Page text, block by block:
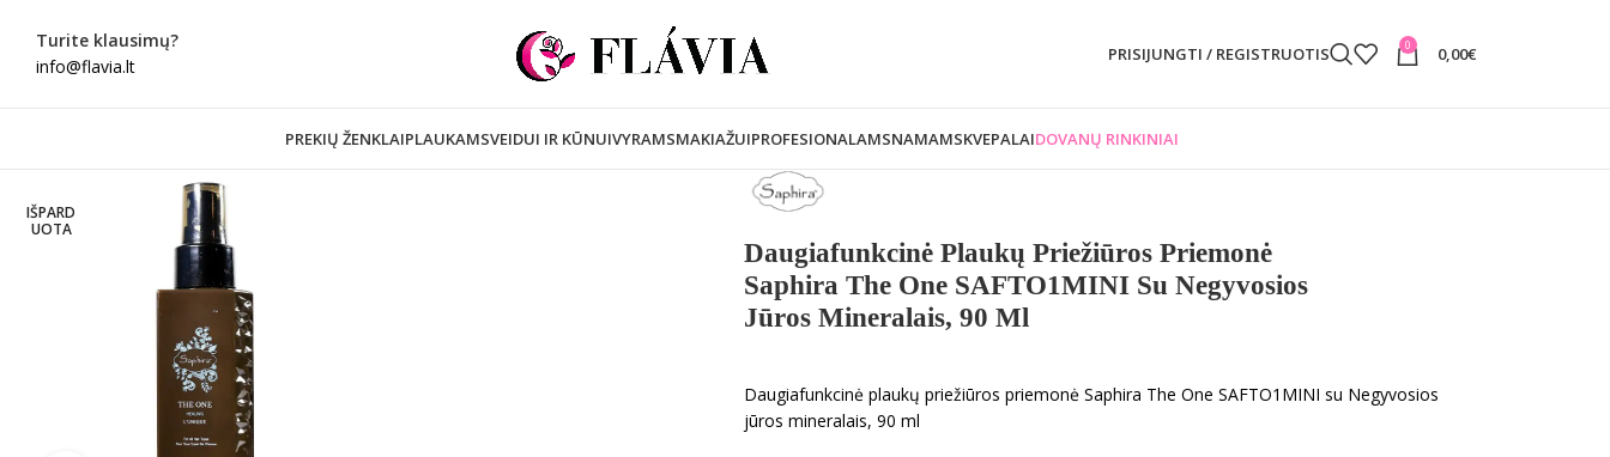
Turite klausimų?
info@flavia.lt
PRISIJUNGTI / REGISTRUOTIS 0 0,00€
PREKIŲ ŽENKLAIPLAUKAMSVEIDUI IR KŪNUIVYRAMSMAKIAŽUIPROFESIONALAMSNAMAMSKVEPALAIDOVANŲ RINKINIAI
IŠPARD
UOTA
Daugiafunkcinė Plaukų Priežiūros Priemonė
Saphira The One SAFTO1MINI Su Negyvosios
Jūros Mineralais, 90 Ml
Daugiafunkcinė plaukų priežiūros priemonė Saphira The One SAFTO1MINI su Negyvosios
jūros mineralais, 90 ml